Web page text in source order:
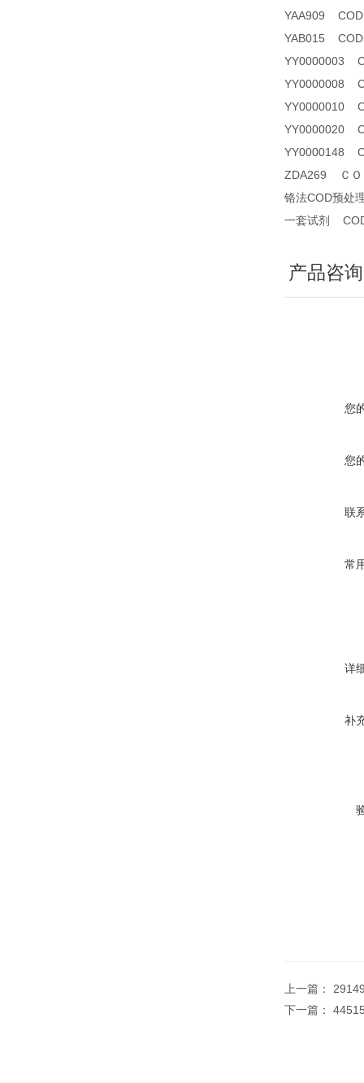
YAA909
YAB015
YY0000003
YY0000008
YY0000010
YY0000020
YY0000148
ZDA269 ＣＯ
铬法COD预处
一套试剂
产品咨询
您
您
联
常
详
补
上一篇：
下一篇：